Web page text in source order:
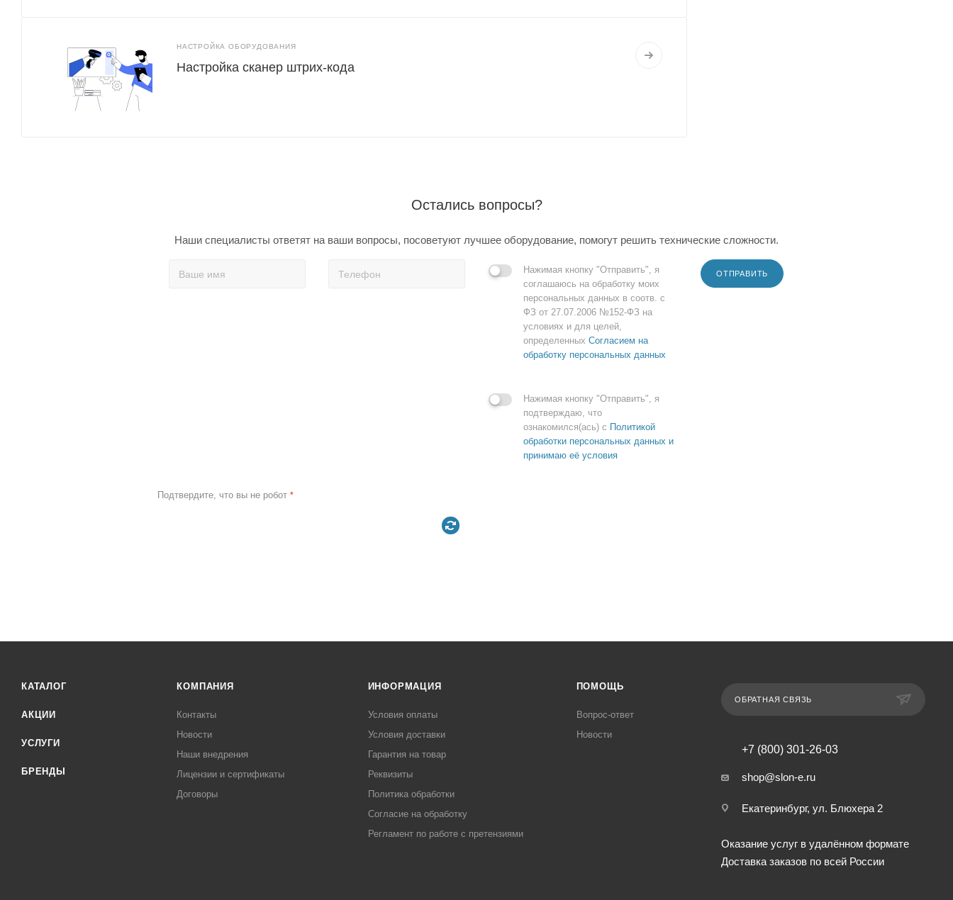
НАСТРОЙКА ОБОРУДОВАНИЯ
Настройка сканер штрих-кода
Остались вопросы?
Наши специалисты ответят на ваши вопросы, посоветуют лучшее оборудование, помогут решить технические сложности.
Нажимая кнопку "Отправить", я
соглашаюсь на обработку моих
персональных данных в соотв. с
ФЗ от 27.07.2006 №152-ФЗ на
условиях и для целей,
определенных Согласием на
обработку персональных данных
Нажимая кнопку "Отправить", я
подтверждаю, что
ознакомился(ась) с Политикой
обработки персональных данных и
принимаю её условия
ОТПРАВИТЬ
Подтвердите, что вы не робот *
КАТАЛОГ
АКЦИИ
УСЛУГИ
БРЕНДЫ
КОМПАНИЯ
Контакты
Новости
Наши внедрения
Лицензии и сертификаты
Договоры
ИНФОРМАЦИЯ
Условия оплаты
Условия доставки
Гарантия на товар
Реквизиты
Политика обработки
Согласие на обработку
Регламент по работе с претензиями
ПОМОЩЬ
Вопрос-ответ
Новости
ОБРАТНАЯ СВЯЗЬ
+7 (800) 301-26-03
shop@slon-e.ru
Екатеринбург, ул. Блюхера 2
Оказание услуг в удалённом формате
Доставка заказов по всей России